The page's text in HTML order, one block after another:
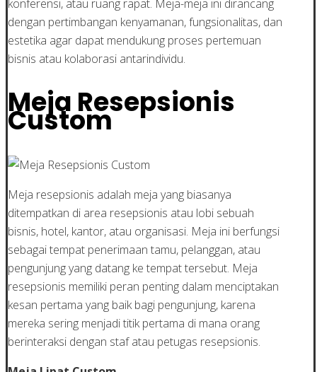
konferensi, atau ruang rapat. Meja-meja ini dirancang
dengan pertimbangan kenyamanan, fungsionalitas, dan
estetika agar dapat mendukung proses pertemuan
bisnis atau kolaborasi antarindividu.
Meja Resepsionis
Custom
Meja resepsionis adalah meja yang biasanya
ditempatkan di area resepsionis atau lobi sebuah
bisnis, hotel, kantor, atau organisasi. Meja ini berfungsi
sebagai tempat penerimaan tamu, pelanggan, atau
pengunjung yang datang ke tempat tersebut. Meja
resepsionis memiliki peran penting dalam menciptakan
kesan pertama yang baik bagi pengunjung, karena
mereka sering menjadi titik pertama di mana orang
berinteraksi dengan staf atau petugas resepsionis.